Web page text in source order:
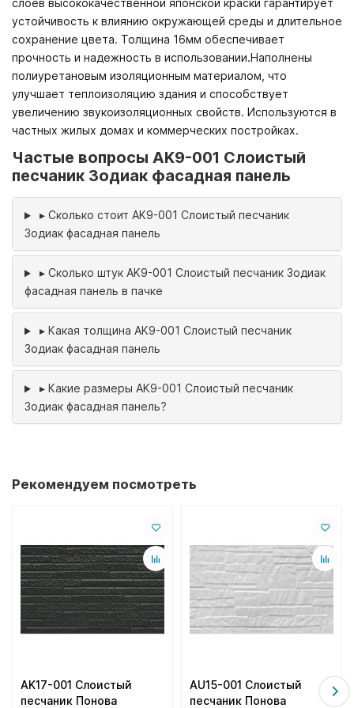
слоев высококачественной японской краски гарантирует
устойчивость к влиянию окружающей среды и длительное
сохранение цвета. Толщина 16мм обеспечивает
прочность и надежность в использовании.Наполнены
полиуретановым изоляционным материалом, что
улучшает теплоизоляцию здания и способствует
увеличению звукоизоляционных свойств. Используются в
частных жилых домах и коммерческих постройках.
Частые вопросы AK9-001 Слоистый
песчаник Зодиак фасадная панель
▸ Сколько стоит AK9-001 Слоистый песчаник
Зодиак фасадная панель
▸ Сколько штук AK9-001 Слоистый песчаник Зодиак
фасадная панель в пачке
▸ Какая толщина AK9-001 Слоистый песчаник
Зодиак фасадная панель
▸ Какие размеры AK9-001 Слоистый песчаник
Зодиак фасадная панель?
Рекомендуем посмотреть
AK17-001 Слоистый
песчаник Понова
AU15-001 Слоистый
песчаник Понова